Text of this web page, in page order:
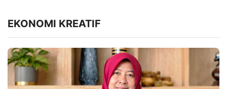
EKONOMI KREATIF